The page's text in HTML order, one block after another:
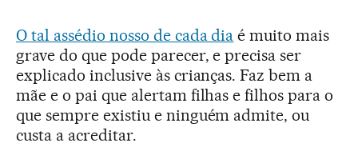
O tal assédio nosso de cada dia é muito mais
grave do que pode parecer, e precisa ser
explicado inclusive às crianças. Faz bem a
mãe e o pai que alertam filhas e filhos para o
que sempre existiu e ninguém admite, ou
custa a acreditar.